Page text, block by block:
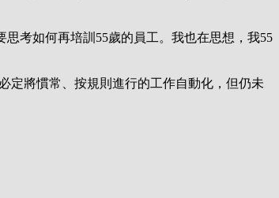
考如何再培訓55歲的員工。我也在思想，我55
定將慣常、按規則進行的工作自動化，但仍未